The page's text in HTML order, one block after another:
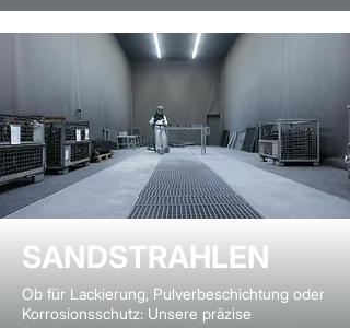
SANDSTRAHLEN
Ob für Lackierung, Pulverbeschichtung oder
Korrosionsschutz: Unsere präzise